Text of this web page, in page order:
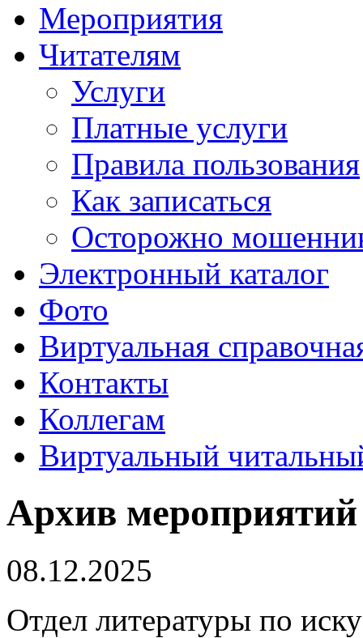
Мероприятия
Читателям
Услуги
Платные услуги
Правила пользования
Как записаться
Осторожно
Электронный каталог
Фото
Виртуальная
Контакты
Коллегам
Виртуальный
Архив мероприятий
08.12.2025
Отдел литературы по